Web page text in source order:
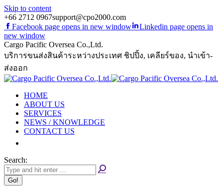
Skip to content
+66 2712 0967support@cpo2000.com
Facebook page opens in new window
Linkedin page opens in
new window
Cargo Pacific Oversea Co.,Ltd.
บริการขนส่งสินค้าระหว่างประเทศ ชิปปิ้ง, เคลียร์ของ, นำเข้า-
ส่งออก
HOME
ABOUT US
SERVICES
NEWS / KNOWLEDGE
CONTACT US
Search: